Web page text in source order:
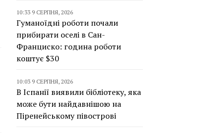
10:33 9 СЕРПНЯ, 2026
Гуманоїдні роботи почали
прибирати оселі в Сан-
Франциско: година роботи
коштує $30
10:03 9 СЕРПНЯ, 2026
В Іспанії виявили бібліотеку, яка
може бути найдавнішою на
Піренейському півострові